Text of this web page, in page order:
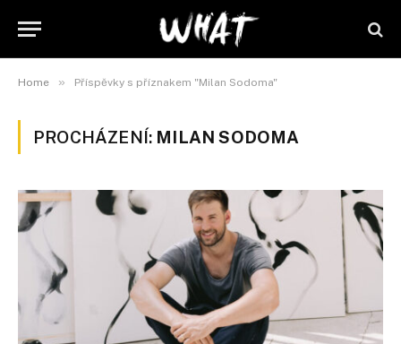
Home » Příspěvky s příznakem "Milan Sodoma"
PROCHÁZENÍ: MILAN SODOMA